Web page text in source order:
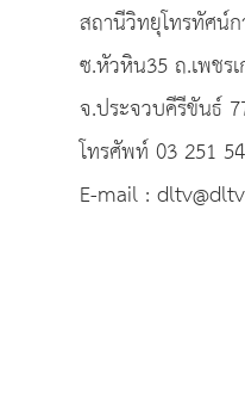
สถานีวิทยุโทรทัศน์
ซ.หัวหิน35 ถ.เพช
จ.ประจวบคีรีขันธ์
โทรศัพท์ 03 251
E-mail :